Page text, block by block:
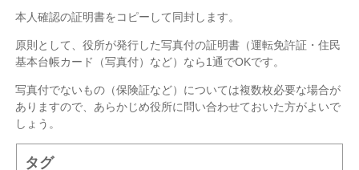
本人確認の証明書をコピーして同封します。
原則として、役所が発行した写真付の証明書（運転免許証・住民
基本台帳カード（写真付）など）なら1通でOKです。
写真付でないもの（保険証など）については複数枚必要な場合が
ありますので、あらかじめ役所に問い合わせておいた方がよいで
しょう。
タグ